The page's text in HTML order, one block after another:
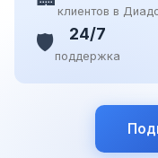
клиентов в
🛡️ 24/7
поддержка